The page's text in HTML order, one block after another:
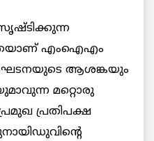
എംഐഎം
ആശങ്കയും
മറ്റൊരു
പ്രതിപക്ഷ